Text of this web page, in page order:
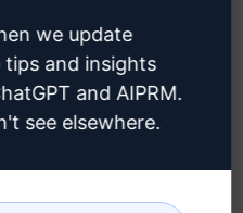
下载
谷歌浏览器 (en)
we update
tips and insights
and AIPRM.
see elsewhere.